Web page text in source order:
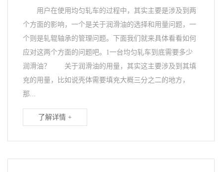
用户在使用均匀轧车的过程中，其实主要是涉及到两
个方面的影响，一个是关于润滑油的选择和用量问题，一
个则是轧辊轴承的管理问题。下面我们就来具体看看如何
应对这两个方面的问题吧。1一台均匀轧车到底需要多少
润滑油？ 关于润滑油的用量，其实这主要涉及到其填
充的用量，比如说壳体需要填充大概三分之二的地方，
那...
了解详情 +